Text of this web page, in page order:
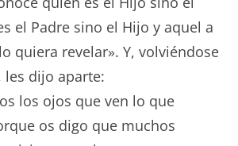
el Padre sino el Hijo y aquel a
quiera revelar». Y, volviéndose
les dijo aparte:
los ojos que ven lo que
os digo que muchos